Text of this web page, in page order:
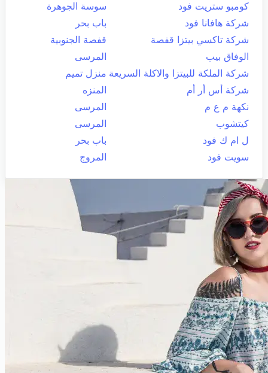
كومبو ستريت فود
سوسة الجوهرة
شركة هافانا فود
باب بحر
شركة تاكسي بيتزا قفصة
قفصة الجنوبية
الوفاق بيب
المرسى
شركة الملكة للبيتزا والاكلة السريعة منزل تميم
شركة أس أر أم
المنزه
نكهة م ع م
المرسى
كيتشوب
المرسى
ل ام ك فود
باب بحر
سويت فود
المروج